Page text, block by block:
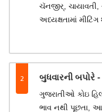
ચૅનજીર્, ચાયાવતી,
અધ્યક્ષતામાં
2 બુધવારની બપોરે -
ગુજરાતીઓ કોઇ
ભાવ નથી પૂછતા,